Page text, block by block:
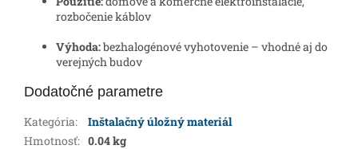
rozbočenie káblov
Výhoda:bezhalogénové vyhotovenie – vhodné aj do
verejných budov
Dodatočné parametre
Kategória:
Inštalačný úložný materiál
Hmotnosť: 0.04 kg